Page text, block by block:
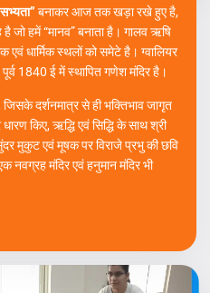
बनाकर आज तक खड़ा रखे हुए है,
जो हमें “मानव” बनाता है। गालव ऋषि
एवं धार्मिक स्थलों को समेटे है। ग्वालियर
1840 ई में स्थापित गणेश मंदिर है।
दर्शनमात्र से ही भक्तिभाव जागृत
धारण किए, ऋद्धि एवं सिद्धि के साथ श्री
मुकुट एवं मूषक पर विराजे प्रभु की छवि
नवग्रह मंदिर एवं हनुमान मंदिर भी